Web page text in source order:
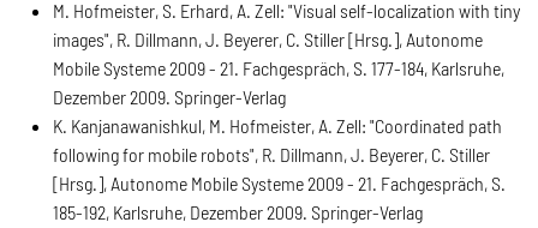
M. Hofmeister, S. Erhard, A. Zell: "Visual self-localization with tiny
images", R. Dillmann, J. Beyerer, C. Stiller [Hrsg.], Autonome
Mobile Systeme 2009 - 21. Fachgespräch, S. 177-184, Karlsruhe,
Dezember 2009. Springer-Verlag
K. Kanjanawanishkul, M. Hofmeister, A. Zell: "Coordinated path
following for mobile robots", R. Dillmann, J. Beyerer, C. Stiller
[Hrsg.], Autonome Mobile Systeme 2009 - 21. Fachgespräch, S.
185-192, Karlsruhe, Dezember 2009. Springer-Verlag